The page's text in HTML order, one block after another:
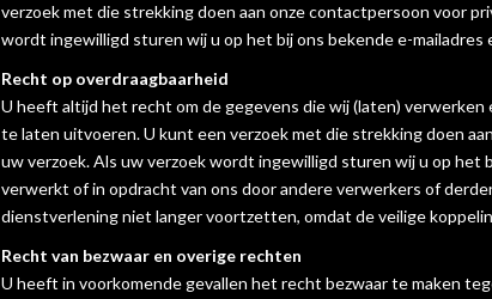
verzoek met die strekking doen aan onze contactpersoon voor
wordt ingewilligd sturen wij u op het bij ons bekende e-
Recht op overdraagbaarheid
U heeft altijd het recht om de gegevens die wij (laten)
te laten uitvoeren. U kunt een verzoek met die strekking doen
uw verzoek. Als uw verzoek wordt ingewilligd sturen wij u op het
verwerkt of in opdracht van ons door andere verwerkers of
dienstverlening niet langer voortzetten, omdat de veilige
Recht van bezwaar en overige rechten
U heeft in voorkomende gevallen het recht bezwaar te maken